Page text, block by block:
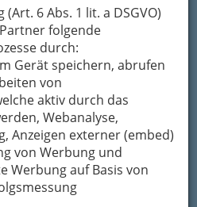
6 Abs. 1 lit. a DSGVO)
folgende
durch:
Gerät speichern, abrufen
von
aktiv durch das
Webanalyse,
Anzeigen externer (embed)
von Werbung und
Werbung auf Basis von
Graz
und die Textefinden Sie
vom
vokal.total.2017
(eventuell auch in
->